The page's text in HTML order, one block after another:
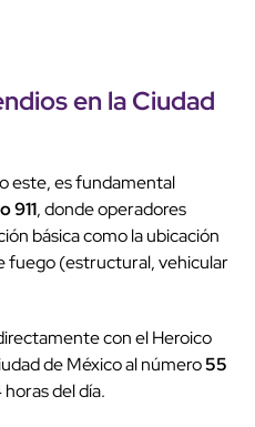
en la Ciudad
este, es fundamental
911, donde operadores
básica como la ubicación
fuego (estructural, vehicular
con el Heroico
de México al número55
del día.